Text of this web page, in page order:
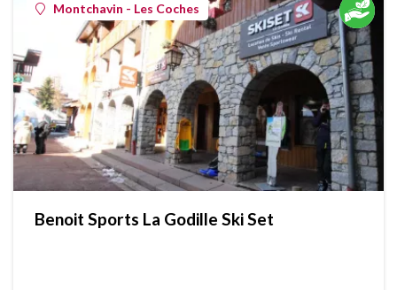
Montchavin - Les Coches
Benoit Sports La Godille Ski Set